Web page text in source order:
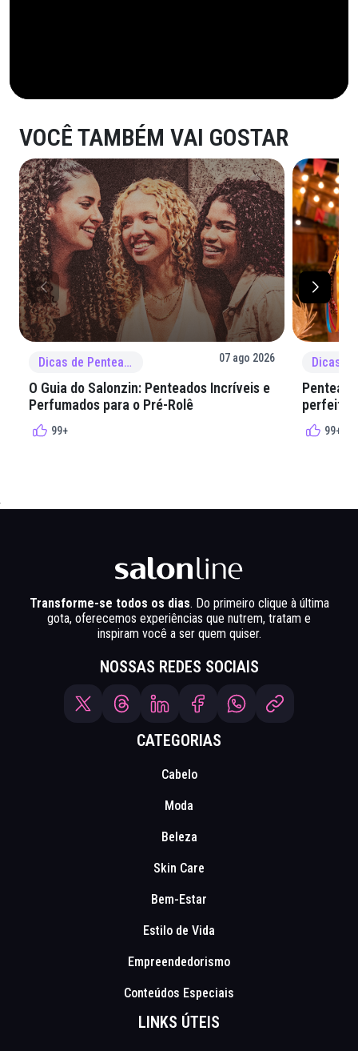
VOCÊ TAMBÉM VAI GOSTAR
Dicas de Penteado 07 ago 2026
O Guia do Salonzin: Penteados Incríveis e
Perfumados para o Pré-Rolê
99+
perfeita
99+
Transforme-se todos os dias. Do primeiro clique à última
gota, oferecemos experiências que nutrem, tratam e
inspiram você a ser quem quiser.
NOSSAS REDES SOCIAIS
CATEGORIAS
Cabelo
Moda
Beleza
Skin Care
Bem-Estar
Estilo de Vida
Empreendedorismo
Conteúdos Especiais
LINKS ÚTEIS